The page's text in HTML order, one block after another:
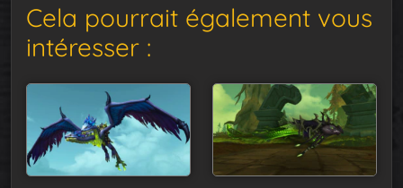
Cela pourrait également vous
intéresser :